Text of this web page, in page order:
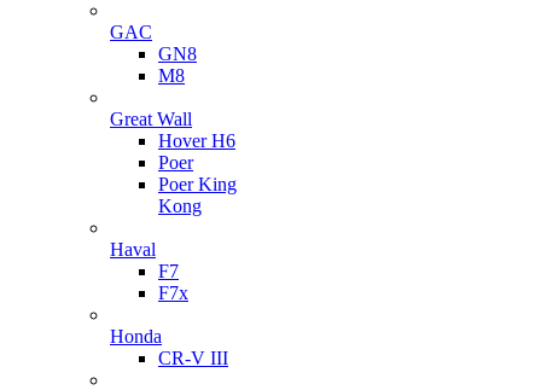
GAC
GN8
M8
Great Wall
Hover H6
Poer
Poer King
Kong
Haval
F7
F7x
Honda
CR-V III